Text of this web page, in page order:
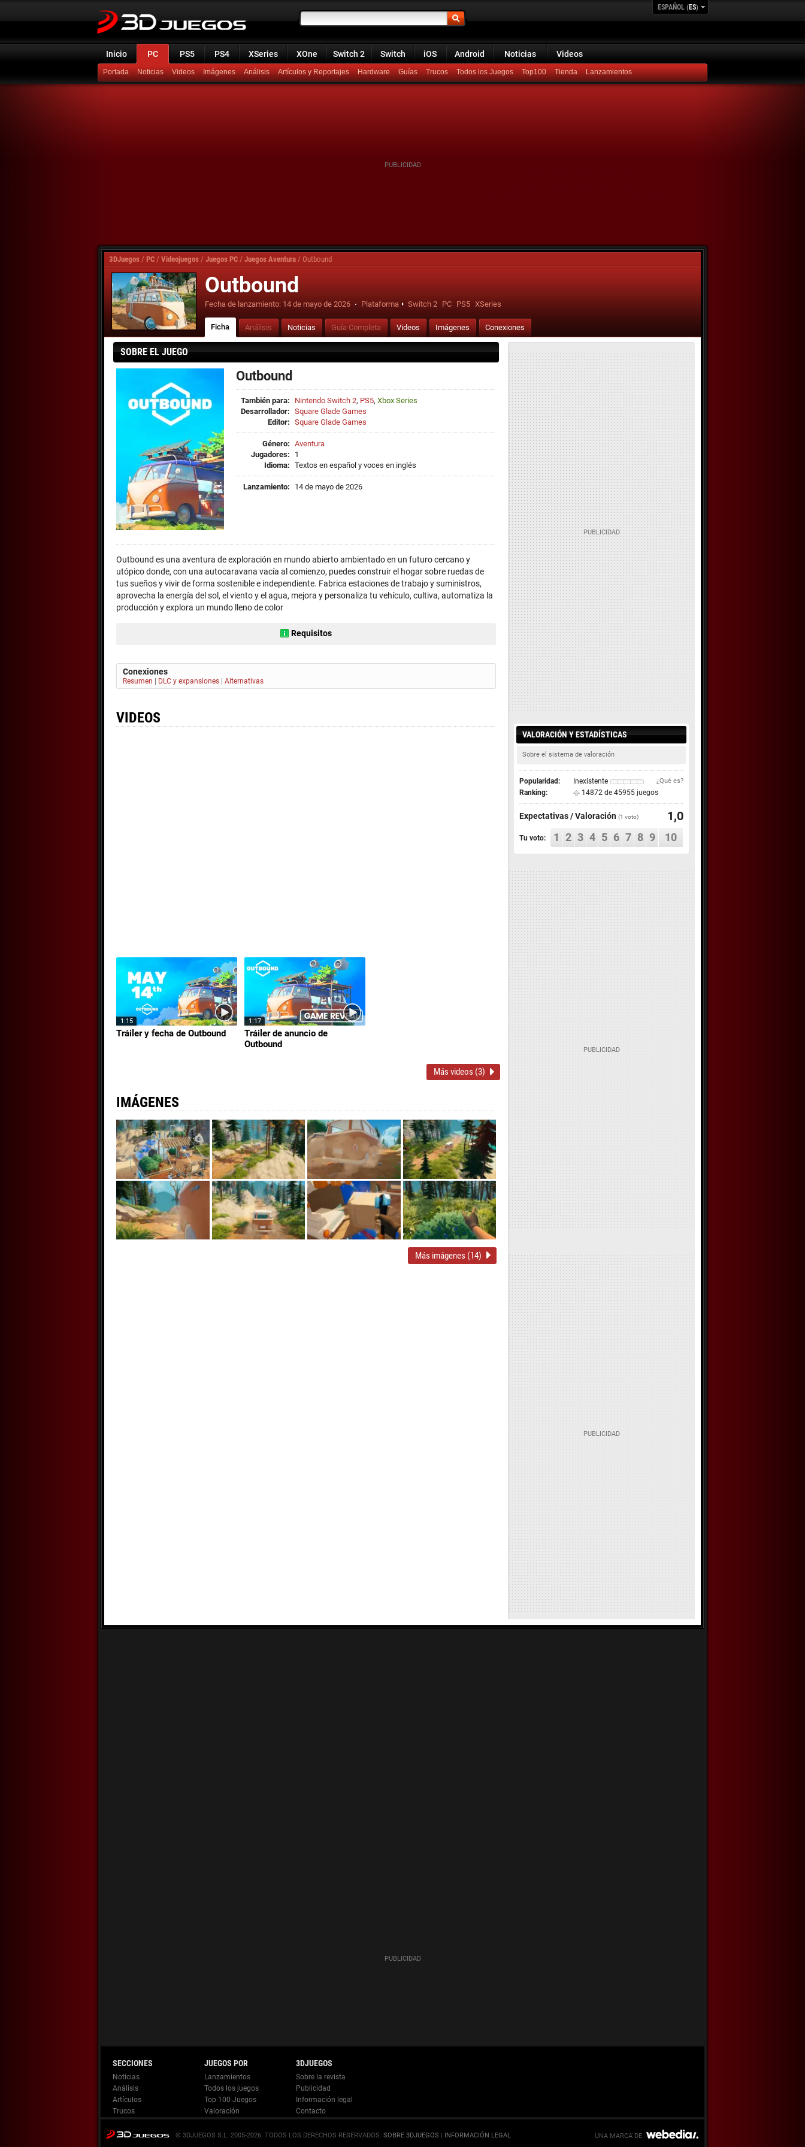
ESPAÑOL (ES)
Inicio PC PS5 PS4 XSeries XOne Switch 2 Switch iOS Android Noticias Videos
Portada Noticias Videos Imágenes Análisis Artículos y Reportajes Hardware Guías Trucos Todos los Juegos Top100 Lanzamientos
3DJuegos / PC / Videojuegos / Juegos PC / Juegos Aventura / Outbound
Outbound
Fecha de lanzamiento: 14 de mayo de 2026 · Plataforma Switch 2 PC PS5 XSeries
Ficha Análisis Noticias Guía Completa Videos Imágenes Conexiones
SOBRE EL JUEGO
Outbound
También para: Nintendo Switch 2, PS5, Xbox Series
Desarrollador: Square Glade Games
Editor: Square Glade Games
Género: Aventura
Jugadores:
1
Idioma: Textos en español y voces en inglés
Lanzamiento: 14 de mayo de 2026
Outbound es una aventura de exploración en mundo abierto ambientado en un futuro cercano y
utópico donde, con una autocaravana vacía al comienzo, puedes construir el hogar sobre ruedas de
tus sueños y vivir de forma sostenible e independiente. Fabrica estaciones de trabajo y suministros,
aprovecha la energía del sol, el viento y el agua, mejora y personaliza tu vehículo, cultiva, automatiza la
producción y explora un mundo lleno de color
Requisitos
Conexiones
Resumen DLC y expansiones Alternativas
VIDEOS
1:15
Tráiler y fecha de Outbound
1:17
Tráiler de anuncio de
Outbound
Más videos (3)
IMÁGENES
Más imágenes (14)
VALORACIÓN Y ESTADÍSTICAS
Sobre el sistema de valoración
Popularidad: Inexistente ¿Qué es?
Ranking: 14872 de 45955 juegos
Expectativas / Valoración (1 voto) 1,0
Tu voto: 1 2 3 4 5 6 7 8 9 10
Noticias
Análisis
Artículos
Trucos
Lanzamientos
Todos los juegos
Top 100 Juegos
Valoración
Información legal
© 3DJUEGOS S.L. 2005-2026. . SOBRE 3DJUEGOS | INFORMACIÓN LEGAL